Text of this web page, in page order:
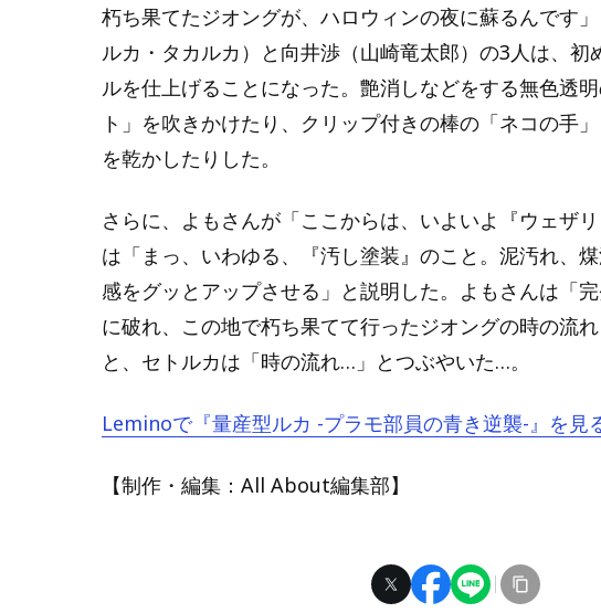
朽ち果てたジオングが、ハロウィンの夜に蘇るんです
ルカ・タカルカ）と向井渉（山崎竜太郎）の3人は、初
ルを仕上げることになった。艶消しなどをする無色透
ト」を吹きかけたり、クリップ付きの棒の「ネコの手
を乾かしたりした。
さらに、よもさんが「ここからは、いよいよ『ウェザ
は「まっ、いわゆる、『汚し塗装』のこと。泥汚れ、
感をグッとアップさせる」と説明した。よもさんは「
に破れ、この地で朽ち果てて行ったジオングの時の流
と、セトルカは「時の流れ…」とつぶやいた…。
Leminoで『量産型ルカ -プラモ部員の青き逆襲-』を見
【制作・編集：All About編集部】